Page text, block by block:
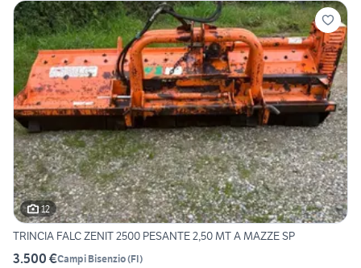
12
TRINCIA FALC ZENIT 2500 PESANTE 2,50 MT A MAZZE SP
3.500 €Campi Bisenzio(FI)